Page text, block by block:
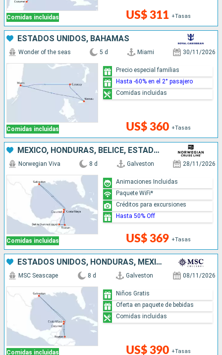
Comidas incluidas US$ 311 +Tasas
ESTADOS UNIDOS, BAHAMAS
Comidas incluidas
Wonder of the seas 5 d Miami 30/11/2026
US$ 360 +Tasas
Precio especial familias
Hasta -60% en el 2° pasajero
Comidas incluidas
MÉXICO, HONDURAS, BELICE, ESTADOS UNIDOS
Comidas incluidas
Norwegian Viva 8 d Galveston 28/11/2026
US$ 369 +Tasas
Animaciones Incluidas
Paquete WiFi*
Créditos para excursiones
Hasta 50% Off
ESTADOS UNIDOS, HONDURAS, MÉXICO
Comidas incluidas
MSC Seascape 8 d Galveston 08/11/2026
US$ 390 +Tasas
Niños Gratis
Oferta en paquete de bebidas
Comidas incluidas